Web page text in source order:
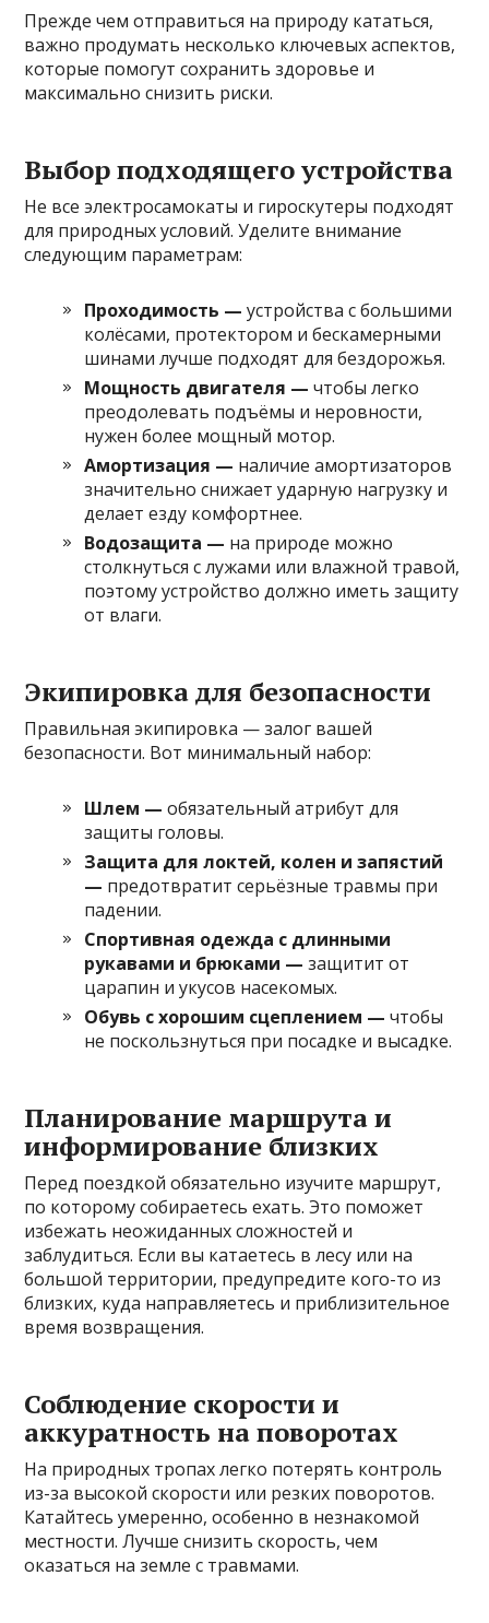
Прежде чем отправиться на природу кататься,
важно продумать несколько ключевых аспектов,
которые помогут сохранить здоровье и
максимально снизить риски.
Выбор подходящего устройства
Не все электросамокаты и гироскутеры подходят
для природных условий. Уделите внимание
следующим параметрам:
Проходимость — устройства с большими
колёсами, протектором и бескамерными
шинами лучше подходят для бездорожья.
Мощность двигателя — чтобы легко
преодолевать подъёмы и неровности,
нужен более мощный мотор.
Амортизация — наличие амортизаторов
значительно снижает ударную нагрузку и
делает езду комфортнее.
Водозащита — на природе можно
столкнуться с лужами или влажной травой,
поэтому устройство должно иметь защиту
от влаги.
Экипировка для безопасности
Правильная экипировка — залог вашей
безопасности. Вот минимальный набор:
Шлем — обязательный атрибут для
защиты головы.
Защита для локтей, колен и запястий
— предотвратит серьёзные травмы при
падении.
Спортивная одежда с длинными
рукавами и брюками — защитит от
царапин и укусов насекомых.
Обувь с хорошим сцеплением — чтобы
не поскользнуться при посадке и высадке.
Планирование маршрута и
информирование близких
Перед поездкой обязательно изучите маршрут,
по которому собираетесь ехать. Это поможет
избежать неожиданных сложностей и
заблудиться. Если вы катаетесь в лесу или на
большой территории, предупредите кого-то из
близких, куда направляетесь и приблизительное
время возвращения.
Соблюдение скорости и
аккуратность на поворотах
На природных тропах легко потерять контроль
из-за высокой скорости или резких поворотов.
Катайтесь умеренно, особенно в незнакомой
местности. Лучше снизить скорость, чем
оказаться на земле с травмами.